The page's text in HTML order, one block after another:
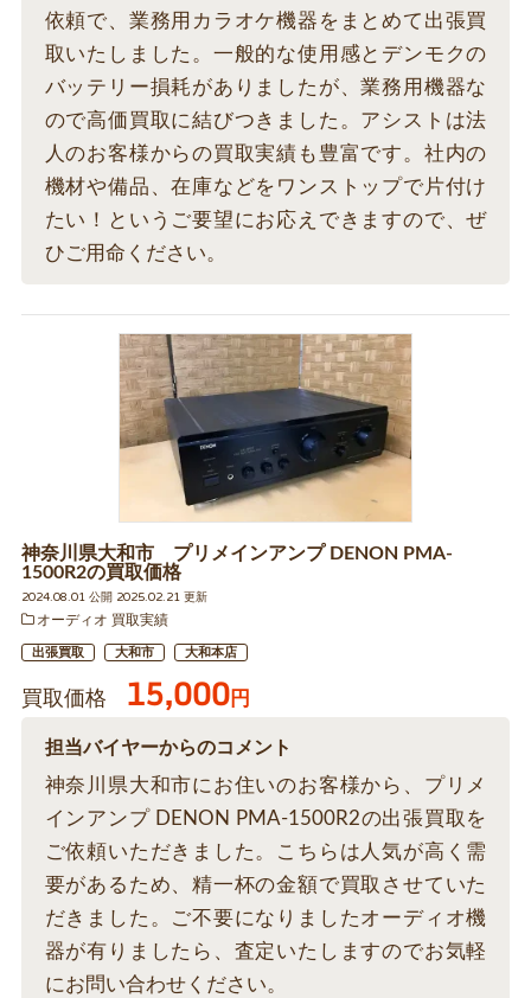
依頼で、業務用カラオケ機器をまとめて出張買
取いたしました。一般的な使用感とデンモクの
バッテリー損耗がありましたが、業務用機器な
ので高価買取に結びつきました。アシストは法
人のお客様からの買取実績も豊富です。社内の
機材や備品、在庫などをワンストップで片付け
たい！というご要望にお応えできますので、ぜ
ひご用命ください。
神奈川県大和市 プリメインアンプ DENON PMA-
1500R2の買取価格
2024.08.01 公開 2025.02.21 更新
オーディオ 買取実績
出張買取 大和市 大和本店
買取価格 15,000円
担当バイヤーからのコメント
神奈川県大和市にお住いのお客様から、プリメ
インアンプ DENON PMA-1500R2の出張買取を
ご依頼いただきました。こちらは人気が高く需
要があるため、精一杯の金額で買取させていた
だきました。ご不要になりましたオーディオ機
器が有りましたら、査定いたしますのでお気軽
にお問い合わせください。